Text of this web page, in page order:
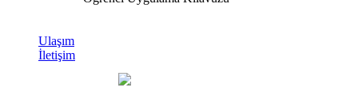
Ulaşım
İletişim